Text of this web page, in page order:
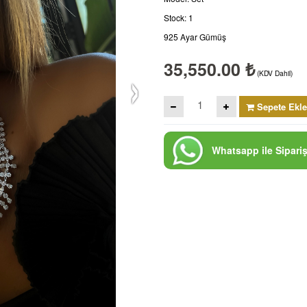
›
Stock: 1
925 Ayar Gümüş
35,550.00 ₺ (KDV Dahil)
Sepete Ekle
Whatsapp ile Sipariş